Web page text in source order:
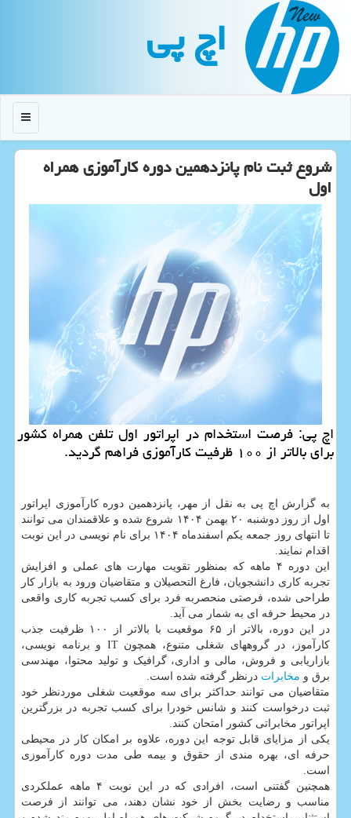
اچ پی
منو
شروع ثبت نام پانزدهمین دوره کارآموزی همراه
اول
اچ پی: فرصت استخدام در اپراتور اول تلفن همراه کشور
برای بالاتر از ۱۰۰ ظرفیت کارآموزی فراهم گردید.
به گزارش اچ پی به نقل از مهر، پانزدهمین دوره کارآموزی اپراتور
اول از روز دوشنبه ۲۰ بهمن ۱۴۰۴ شروع شده و علاقمندان می توانند
تا انتهای روز جمعه یکم اسفندماه ۱۴۰۴ برای نام نویسی در این نوبت
اقدام نمایند.
این دوره ۴ ماهه که بمنظور تقویت مهارت های عملی و افزایش
تجربه کاری دانشجویان، فارغ التحصیلان و متقاضیان ورود به بازار کار
طراحی شده، فرصتی منحصربه فرد برای کسب تجربه کاری واقعی
در محیط حرفه ای به شمار می آید.
در این دوره، بالاتر از ۶۵ موقعیت با بالاتر از ۱۰۰ ظرفیت جذب
کارآموز، در گروههای شغلی متنوع، همچون IT و برنامه نویسی،
بازاریابی و فروش، مالی و اداری، گرافیک و تولید محتوا، مهندسی
برق و مخابرات درنظر گرفته شده است.
متقاضیان می توانند حداکثر برای سه موقعیت شغلی موردنظر خود
ثبت درخواست کنند و شانس خودرا برای کسب تجربه در بزرگترین
اپراتور مخابراتی کشور امتحان کنند.
یکی از مزایای قابل توجه این دوره، علاوه بر امکان کار در محیطی
حرفه ای، بهره مندی از حقوق و بیمه طی مدت دوره کارآموزی
است.
همچنین گفتنی است، افرادی که در این نوبت ۴ ماهه عملکردی
مناسب و رضایت بخش از خود نشان دهند، می توانند از فرصت